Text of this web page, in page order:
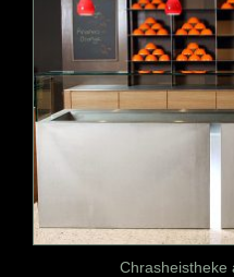
Chrasheistheke